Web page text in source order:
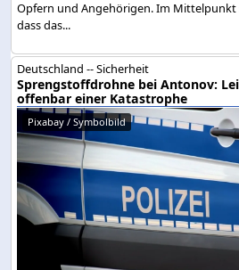
Opfern und Angehörigen. Im Mittelpunkt
dass das...
Deutschland -- Sicherheit
Sprengstoffdrohne bei Antonov:
offenbar einer Katastrophe
Pixabay / Symbolbild